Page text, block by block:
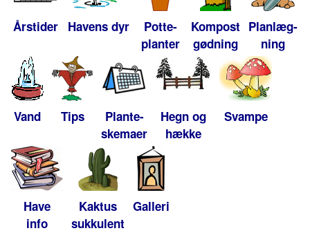
Årstider Havens dyr
Potte-
planter
Kompost
gødning
Planlæg-
ning
Vand Tips
Plante-
skemaer
Hegn og
hække
Svampe
Have
info
Kaktus
sukkulent
Galleri